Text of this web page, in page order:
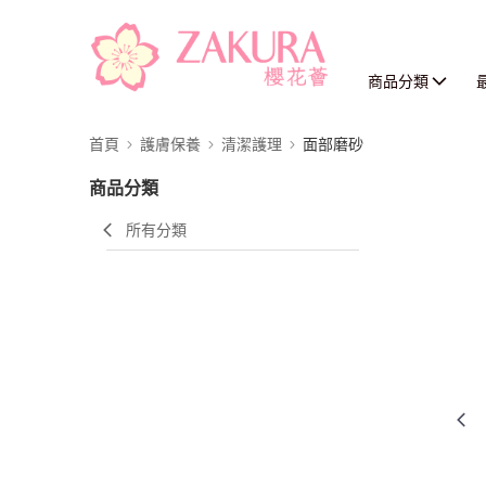
商品分類
首頁 護膚保養 清潔護理 面部磨砂
商品分類
所有分類